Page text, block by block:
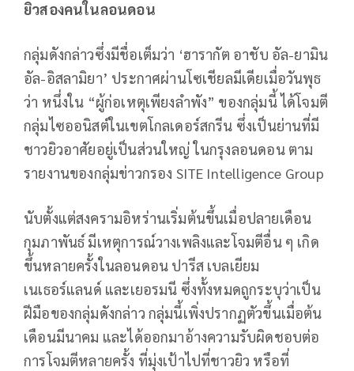
ยิวสองคนในลอนดอน
กลุ่มดังกล่าวซึ่งมีชื่อเต็มว่า ‘ฮารากัต อาชับ อัล-ยามิน
อัล-อิสลามิยา’ ประกาศผ่านโซเชียลมีเดียเมื่อวันพุธ
ว่า หนึ่งใน “ผู้ก่อเหตุเพียงลำพัง” ของกลุ่มนี้ ได้โจมตี
กลุ่มไซออนิสต์ในเขตโกลเดอร์สกรีน ซึ่งเป็นย่านที่มี
ชาวยิวอาศัยอยู่เป็นส่วนใหญ่ ในกรุงลอนดอน ตาม
รายงานของกลุ่มข่าวกรอง SITE Intelligence Group
นับตั้งแต่สงครามอิหร่านเริ่มต้นขึ้นเมื่อปลายเดือน
กุมภาพันธ์ มีเหตุการณ์วางเพลิงและโจมตีอื่น ๆ เกิด
ขึ้นหลายครั้งในลอนดอน ปารีส เบลเยียม
เนเธอร์แลนด์ และเยอรมนี ซึ่งทั้งหมดถูกระบุว่าเป็น
ฝีมือของกลุ่มดังกล่าว กลุ่มนี้เพิ่งปรากฏตัวขึ้นเมื่อต้น
เดือนมีนาคม และได้ออกมาอ้างความรับผิดชอบต่อ
การโจมตีหลายครั้ง ที่มุ่งเป้าไปที่ชาวยิว หรือที่